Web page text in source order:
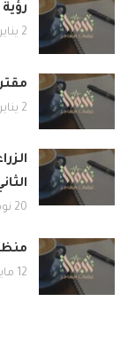
2 يناير 2021
2 يناير 2021
الثاني
20 نوفمبر 2020
12 مايو 2012